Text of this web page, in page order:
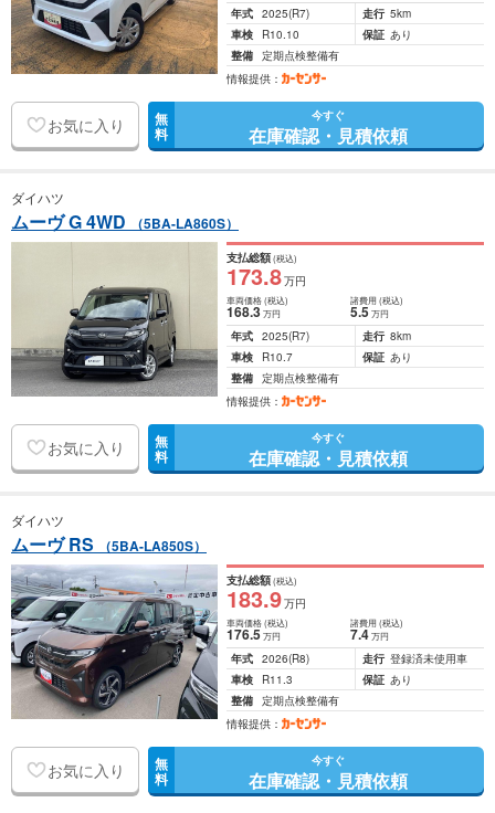
年式 2025(R7) 走行 5km
車検
R10.10 保証 あり
整備 定期点検整備有
情報提供：
お気に入り 無
料
今すぐ
在庫確認・見積依頼
ダイハツ
ムーヴ G 4WD （5BA-LA860S）
支払総額(税込)
173.8万円
車両価格(税込)
168.3万円
諸費用 (税込)
5.5 万円
年式 2025(R7) 走行 8km
車検
R10.7 保証 あり
整備 定期点検整備有
情報提供：
お気に入り 無
料
今すぐ
在庫確認・見積依頼
ダイハツ
ムーヴ RS （5BA-LA850S）
支払総額(税込)
183.9万円
車両価格(税込)
176.5万円
諸費用 (税込)
7.4 万円
年式 2026(R8) 走行 登録済未使用車
車検
R11.3 保証 あり
整備 定期点検整備有
情報提供：
お気に入り 無
料
今すぐ
在庫確認・見積依頼